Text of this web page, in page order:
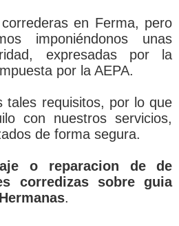
en Ferma, pero
imponiéndonos unas
expresadas por la
por la AEPA.
tales requisitos, por lo que
con nuestros servicios,
de forma segura.
o reparacion de de
corredizas sobre guia
.